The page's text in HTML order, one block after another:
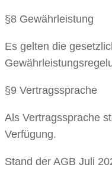
§8 Gewährleistung
Es gelten die
§9 Vertragssprache
Als Vertragssprache
Verfügung.
Stand der AGB Juli